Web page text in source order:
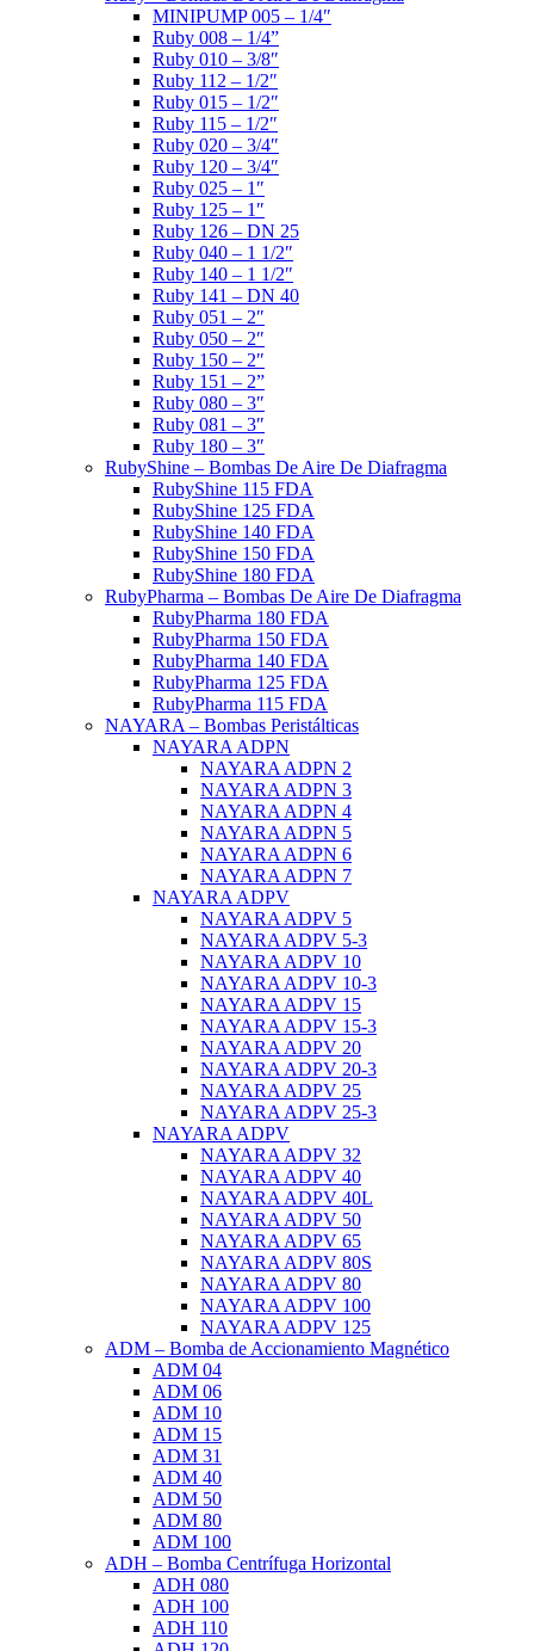
MINIPUMP 005 – 1/4″
Ruby 008 – 1/4”
Ruby 010 – 3/8″
Ruby 112 – 1/2″
Ruby 015 – 1/2″
Ruby 115 – 1/2″
Ruby 020 – 3/4″
Ruby 120 – 3/4″
Ruby 025 – 1″
Ruby 125 – 1″
Ruby 126 – DN 25
Ruby 040 – 1 1/2″
Ruby 140 – 1 1/2″
Ruby 141 – DN 40
Ruby 051 – 2″
Ruby 050 – 2″
Ruby 150 – 2″
Ruby 151 – 2”
Ruby 080 – 3″
Ruby 081 – 3″
Ruby 180 – 3″
RubyShine – Bombas De Aire De Diafragma
RubyShine 115 FDA
RubyShine 125 FDA
RubyShine 140 FDA
RubyShine 150 FDA
RubyShine 180 FDA
RubyPharma – Bombas De Aire De Diafragma
RubyPharma 180 FDA
RubyPharma 150 FDA
RubyPharma 140 FDA
RubyPharma 125 FDA
RubyPharma 115 FDA
NAYARA – Bombas Peristálticas
NAYARA ADPN
NAYARA ADPN 2
NAYARA ADPN 3
NAYARA ADPN 4
NAYARA ADPN 5
NAYARA ADPN 6
NAYARA ADPN 7
NAYARA ADPV
NAYARA ADPV 5
NAYARA ADPV 5-3
NAYARA ADPV 10
NAYARA ADPV 10-3
NAYARA ADPV 15
NAYARA ADPV 15-3
NAYARA ADPV 20
NAYARA ADPV 20-3
NAYARA ADPV 25
NAYARA ADPV 25-3
NAYARA ADPV
NAYARA ADPV 32
NAYARA ADPV 40
NAYARA ADPV 40L
NAYARA ADPV 50
NAYARA ADPV 65
NAYARA ADPV 80S
NAYARA ADPV 80
NAYARA ADPV 100
NAYARA ADPV 125
ADM – Bomba de Accionamiento Magnético
ADM 04
ADM 06
ADM 10
ADM 15
ADM 31
ADM 40
ADM 50
ADM 80
ADM 100
ADH – Bomba Centrífuga Horizontal
ADH 080
ADH 100
ADH 110